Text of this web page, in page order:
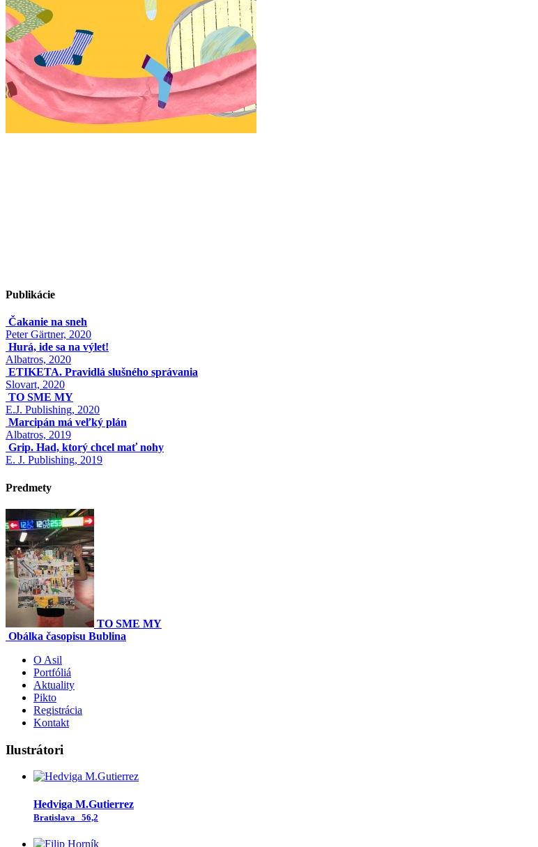
Publikácie
Čakanie na sneh
Peter Gärtner, 2020
Hurá, ide sa na výlet!
Albatros, 2020
ETIKETA. Pravidlá slušného správania
Slovart, 2020
TO SME MY
E.J. Publishing, 2020
Marcipán má veľký plán
Albatros, 2019
Grip. Had, ktorý chcel mať nohy
E. J. Publishing, 2019
Predmety
TO SME MY
Obálka časopisu Bublina
O Asil
Portfóliá
Aktuality
Pikto
Registrácia
Kontakt
Ilustrátori
Hedviga M.Gutierrez
Bratislava 56,2